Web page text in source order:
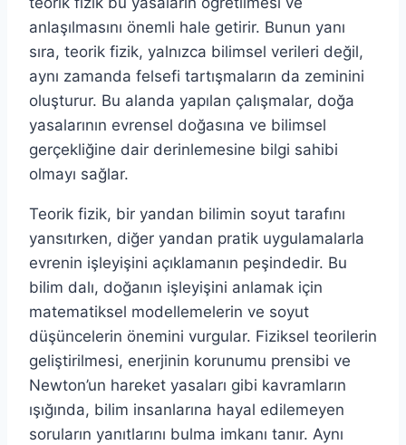
anlaşılmasını önemli hale getirir. Bunun yanı
sıra, teorik fizik, yalnızca bilimsel verileri değil,
aynı zamanda felsefi tartışmaların da zeminini
oluşturur. Bu alanda yapılan çalışmalar, doğa
yasalarının evrensel doğasına ve bilimsel
gerçekliğine dair derinlemesine bilgi sahibi
olmayı sağlar.
Teorik fizik, bir yandan bilimin soyut tarafını
yansıtırken, diğer yandan pratik uygulamalarla
evrenin işleyişini açıklamanın peşindedir. Bu
bilim dalı, doğanın işleyişini anlamak için
matematiksel modellemelerin ve soyut
düşüncelerin önemini vurgular. Fiziksel teorilerin
geliştirilmesi, enerjinin korunumu prensibi ve
Newton’un hareket yasaları gibi kavramların
ışığında, bilim insanlarına hayal edilemeyen
soruların yanıtlarını bulma imkanı tanır. Aynı